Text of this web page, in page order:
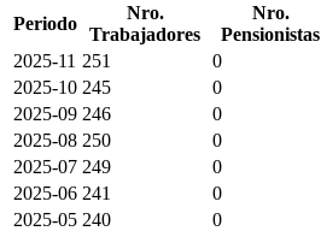
Periodo
Nro.
Trabajadores
Nro.
Pensionistas
2025-11 251 0
2025-10 245 0
2025-09 246 0
2025-08 250 0
2025-07 249 0
2025-06 241 0
2025-05 240 0